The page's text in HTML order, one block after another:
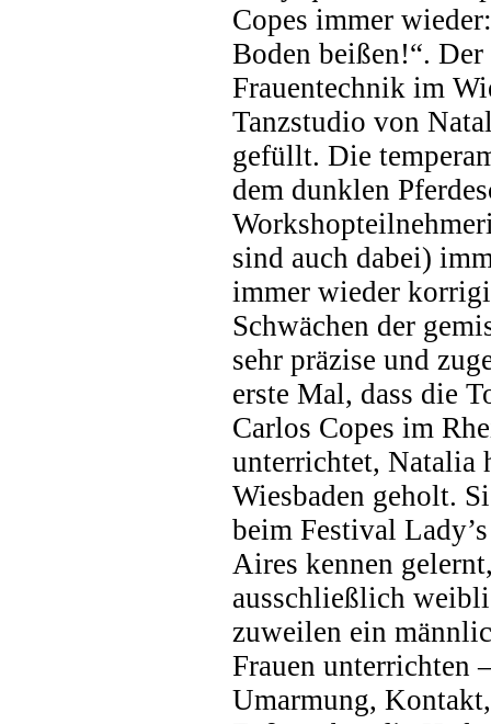
Copes immer
Boden beißen!“.
Frauentechnik im
Tanzstudio von
gefüllt. Die
dem dunklen
sind auch dabei)
immer wieder
Schwächen der
sehr präzise und
erste Mal, dass die
Carlos Copes im
unterrichtet, Natalia
Wiesbaden geholt.
beim Festival
Aires kennen
ausschließlich
zuweilen ein
Frauen unterrichten
Umarmung,